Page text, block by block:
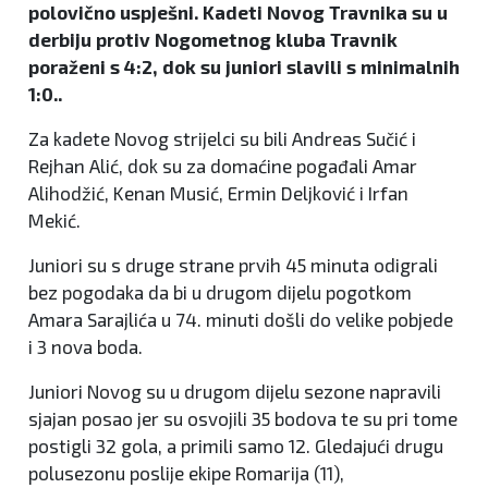
polovično uspješni. Kadeti Novog Travnika su u
derbiju protiv Nogometnog kluba Travnik
poraženi s 4:2, dok su juniori slavili s minimalnih
1:0..
Za kadete Novog strijelci su bili Andreas Sučić i
Rejhan Alić, dok su za domaćine pogađali Amar
Alihodžić, Kenan Musić, Ermin Deljković i Irfan
Mekić.
Juniori su s druge strane prvih 45 minuta odigrali
bez pogodaka da bi u drugom dijelu pogotkom
Amara Sarajlića u 74. minuti došli do velike pobjede
i 3 nova boda.
Juniori Novog su u drugom dijelu sezone napravili
sjajan posao jer su osvojili 35 bodova te su pri tome
postigli 32 gola, a primili samo 12. Gledajući drugu
polusezonu poslije ekipe Romarija (11),